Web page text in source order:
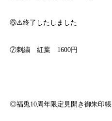
⑥⚠️終了したしました
⑦刺繍 紅葉 1600円
◎福兎10周年限定見開き御朱印帳